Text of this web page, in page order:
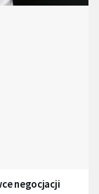
negocjacji